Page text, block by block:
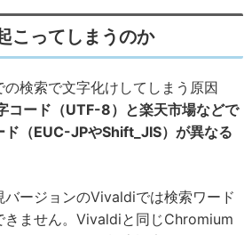
こってしまうのか
検索で文字化けしてしまう原因
コード（UTF-8）と楽天市場などで
ド（EUC-JPやShift_JIS）が異なる
バージョンのVivaldiでは検索ワード
きません。Vivaldiと同じChromium